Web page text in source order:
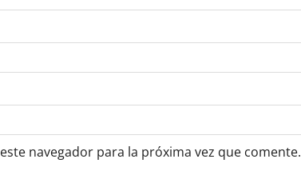
navegador para la próxima vez que comente.